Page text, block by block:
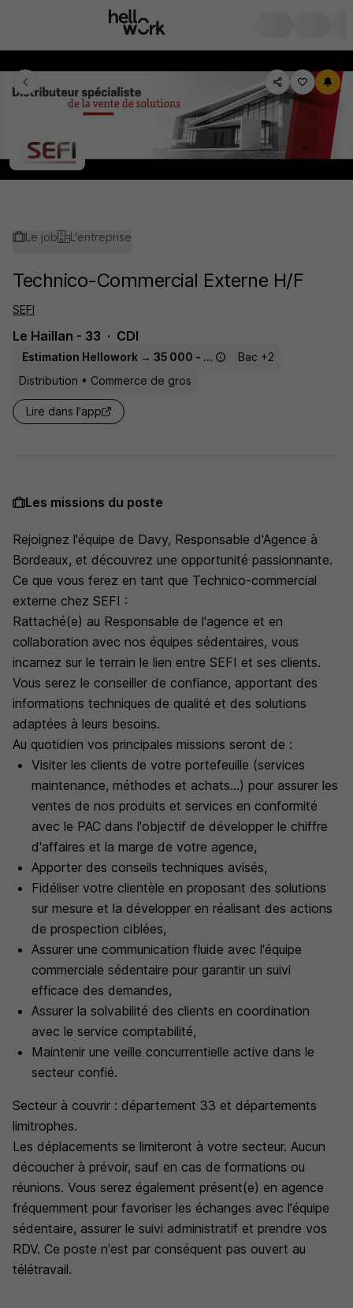
Le job L'entreprise
Technico-Commercial Externe H/F
SEFI
Le Haillan - 33 CDI
Estimation Hellowork → 35 000 - 55 500 € / an
Bac +2
Distribution • Commerce de gros
Lire dans l'app
Les missions du poste
Rejoignez l'équipe de Davy, Responsable d'Agence à
Bordeaux, et découvrez une opportunité passionnante.
Ce que vous ferez en tant que Technico-commercial
externe chez SEFI :
Rattaché(e) au Responsable de l'agence et en
collaboration avec nos équipes sédentaires, vous
incarnez sur le terrain le lien entre SEFI et ses clients.
Vous serez le conseiller de confiance, apportant des
informations techniques de qualité et des solutions
adaptées à leurs besoins.
Au quotidien vos principales missions seront de :
Visiter les clients de votre portefeuille (services
maintenance, méthodes et achats...) pour assurer les
ventes de nos produits et services en conformité
avec le PAC dans l'objectif de développer le chiffre
d'affaires et la marge de votre agence,
Apporter des conseils techniques avisés,
Fidéliser votre clientèle en proposant des solutions
sur mesure et la développer en réalisant des actions
de prospection ciblées,
Assurer une communication fluide avec l'équipe
commerciale sédentaire pour garantir un suivi
efficace des demandes,
Assurer la solvabilité des clients en coordination
avec le service comptabilité,
Maintenir une veille concurrentielle active dans le
secteur confié.
Secteur à couvrir : département 33 et départements
limitrophes.
Les déplacements se limiteront à votre secteur. Aucun
découcher à prévoir, sauf en cas de formations ou
réunions. Vous serez également présent(e) en agence
fréquemment pour favoriser les échanges avec l'équipe
sédentaire, assurer le suivi administratif et prendre vos
RDV. Ce poste n'est par conséquent pas ouvert au
télétravail.